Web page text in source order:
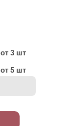
от 3 шт
от 5 шт